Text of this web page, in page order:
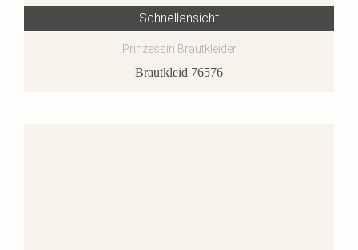
Schnellansicht
Prinzessin Brautkleider
Brautkleid 76576